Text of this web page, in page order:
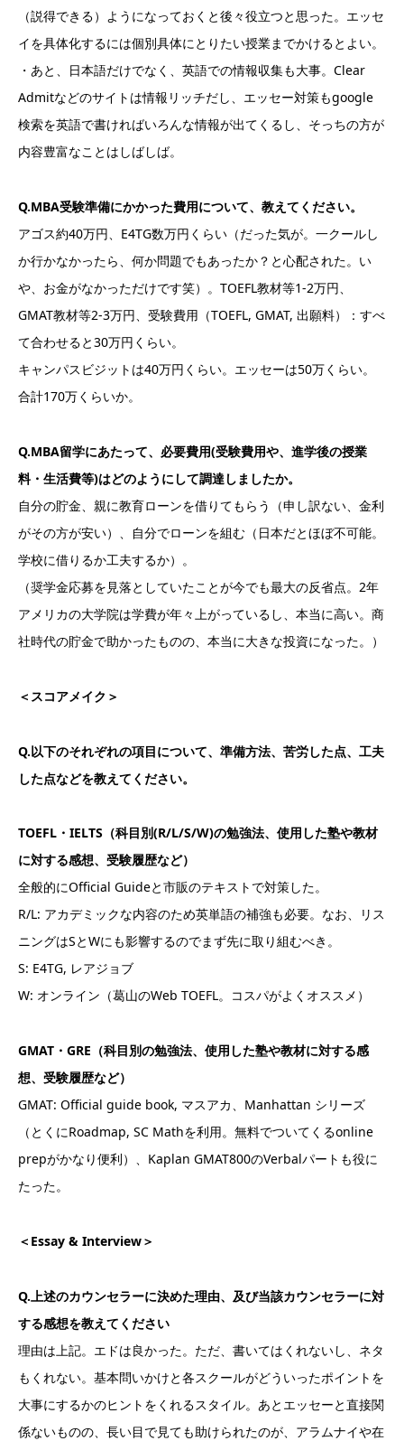
（説得できる）ようになっておくと後々役立つと思った。エッセ
イを具体化するには個別具体にとりたい授業までかけるとよい。
・あと、日本語だけでなく、英語での情報収集も大事。Clear
Admitなどのサイトは情報リッチだし、エッセー対策もgoogle
検索を英語で書ければいろんな情報が出てくるし、そっちの方が
内容豊富なことはしばしば。
Q.MBA受験準備にかかった費用について、教えてください。
アゴス約40万円、E4TG数万円くらい（だった気が。一クールし
か行かなかったら、何か問題でもあったか？と心配された。い
や、お金がなかっただけです笑）。TOEFL教材等1-2万円、
GMAT教材等2-3万円、受験費用（TOEFL, GMAT, 出願料）：すべ
て合わせると30万円くらい。
キャンパスビジットは40万円くらい。エッセーは50万くらい。
合計170万くらいか。
Q.MBA留学にあたって、必要費用(受験費用や、進学後の授業
料・生活費等)はどのようにして調達しましたか。
自分の貯金、親に教育ローンを借りてもらう（申し訳ない、金利
がその方が安い）、自分でローンを組む（日本だとほぼ不可能。
学校に借りるか工夫するか）。
（奨学金応募を見落としていたことが今でも最大の反省点。2年
アメリカの大学院は学費が年々上がっているし、本当に高い。商
社時代の貯金で助かったものの、本当に大きな投資になった。）
＜スコアメイク＞
Q.以下のそれぞれの項目について、準備方法、苦労した点、工夫
した点などを教えてください。
TOEFL・IELTS（科目別(R/L/S/W)の勉強法、使用した塾や教材
に対する感想、受験履歴など）
全般的にOfficial Guideと市販のテキストで対策した。
R/L: アカデミックな内容のため英単語の補強も必要。なお、リス
ニングはSとWにも影響するのでまず先に取り組むべき。
S: E4TG, レアジョブ
W: オンライン（葛山のWeb TOEFL。コスパがよくオススメ）
GMAT・GRE（科目別の勉強法、使用した塾や教材に対する感
想、受験履歴など）
GMAT: Official guide book, マスアカ、Manhattan シリーズ
（とくにRoadmap, SC Mathを利用。無料でついてくるonline
prepがかなり便利）、Kaplan GMAT800のVerbalパートも役に
たった。
＜Essay & Interview＞
Q.上述のカウンセラーに決めた理由、及び当該カウンセラーに対
する感想を教えてください
理由は上記。エドは良かった。ただ、書いてはくれないし、ネタ
もくれない。基本問いかけと各スクールがどういったポイントを
大事にするかのヒントをくれるスタイル。あとエッセーと直接関
係ないものの、長い目で見ても助けられたのが、アラムナイや在